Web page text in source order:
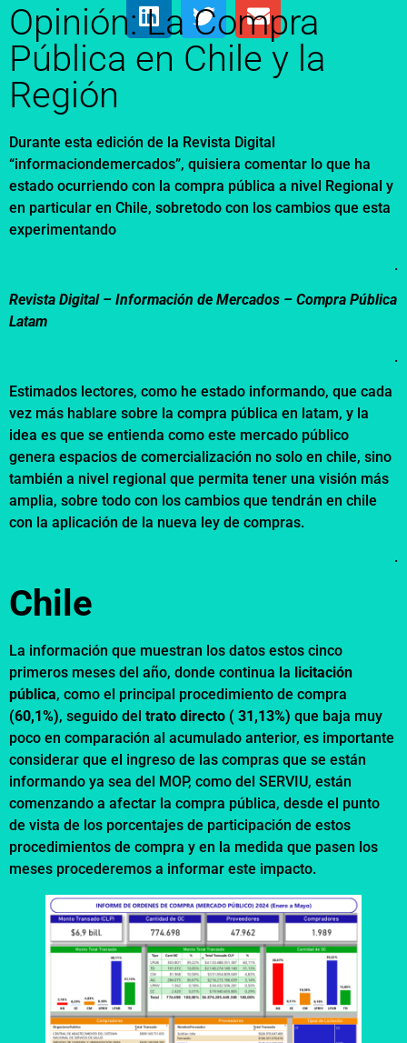
Opinión: La Compra
Pública en Chile y la
Región
Durante esta edición de la Revista Digital
“informaciondemercados”, quisiera comentar lo que ha
estado ocurriendo con la compra pública a nivel Regional y
en particular en Chile, sobretodo con los cambios que esta
experimentando
.
Revista Digital – Información de Mercados – Compra Pública
Latam
.
Estimados lectores, como he estado informando, que cada
vez más hablare sobre la compra pública en latam, y la
idea es que se entienda como este mercado público
genera espacios de comercialización no solo en chile, sino
también a nivel regional que permita tener una visión más
amplia, sobre todo con los cambios que tendrán en chile
con la aplicación de la nueva ley de compras.
.
Chile
La información que muestran los datos estos cinco
primeros meses del año, donde continua la licitación
pública, como el principal procedimiento de compra
(60,1%), seguido del trato directo ( 31,13%) que baja muy
poco en comparación al acumulado anterior, es importante
considerar que el ingreso de las compras que se están
informando ya sea del MOP, como del SERVIU, están
comenzando a afectar la compra pública, desde el punto
de vista de los porcentajes de participación de estos
procedimientos de compra y en la medida que pasen los
meses procederemos a informar este impacto.